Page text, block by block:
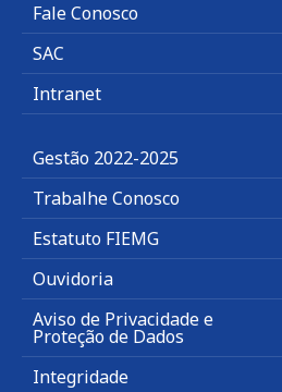
Fale Conosco
SAC
Intranet
Gestão 2022-2025
Trabalhe Conosco
Estatuto FIEMG
Ouvidoria
Aviso de Privacidade e
Proteção de Dados
Integridade